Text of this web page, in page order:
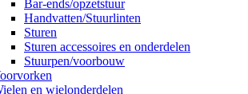
Bar-ends/opzetstuur
Handvatten/Stuurlinten
Sturen
Sturen accessoires en onderdelen
Stuurpen/voorbouw
en wielonderdelen